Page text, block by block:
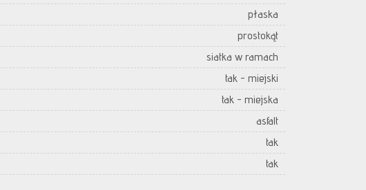
płaska
prostokąt
siatka w ramach
tak - miejski
tak - miejska
asfalt
tak
tak